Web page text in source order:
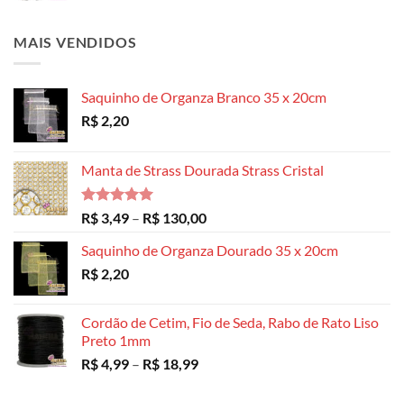
MAIS VENDIDOS
Saquinho de Organza Branco 35 x 20cm
R$ 2,20
Manta de Strass Dourada Strass Cristal
Avaliação
5.00
de 5
R$ 3,49 – R$ 130,00Faixa
preço:
Saquinho de Organza Dourado 35 x 20cm
R$ 2,20
Cordão de Cetim, Fio de Seda, Rabo de Rato Liso
Preto 1mm
R$4,99 – R$ 18,99Faixa